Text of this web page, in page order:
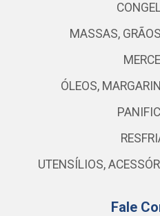
MASSAS,
ÓLEOS,
UTENSÍLIOS,
Fale